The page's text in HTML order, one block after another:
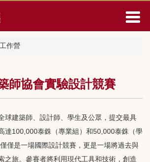
作營
師協會實驗設計競賽
球建築師、設計師、學生及公眾，提交最具
達100,000泰銖（專業組）和50,000泰銖（學
僅是一場國際設計競賽，更是一場將過去與
之旅。參賽者將利用現代工具和技術，創造